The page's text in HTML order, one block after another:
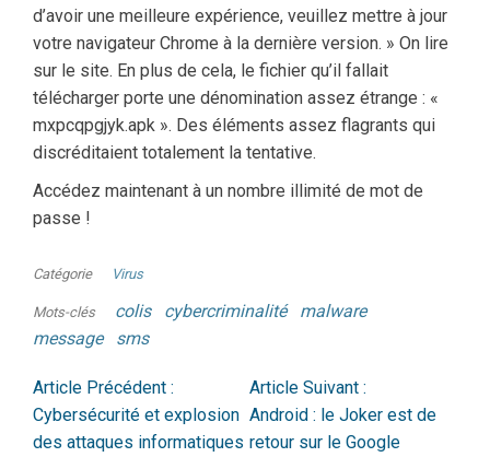
d’avoir une meilleure expérience, veuillez mettre à jour
votre navigateur Chrome à la dernière version. » On lire
sur le site. En plus de cela, le fichier qu’il fallait
télécharger porte une dénomination assez étrange : «
mxpcqpgjyk.apk ». Des éléments assez flagrants qui
discréditaient totalement la tentative.
Accédez maintenant à un nombre illimité de mot de
passe !
Catégorie Virus
Mots-clés colis cybercriminalité
malware
message
sms
Article Précédent :
Cybersécurité et explosion
des attaques informatiques
Article Suivant :
Android : le Joker est de
retour sur le Google